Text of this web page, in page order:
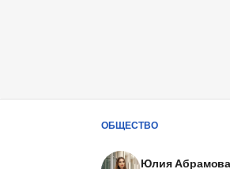
ОБЩЕСТВО
Юлия